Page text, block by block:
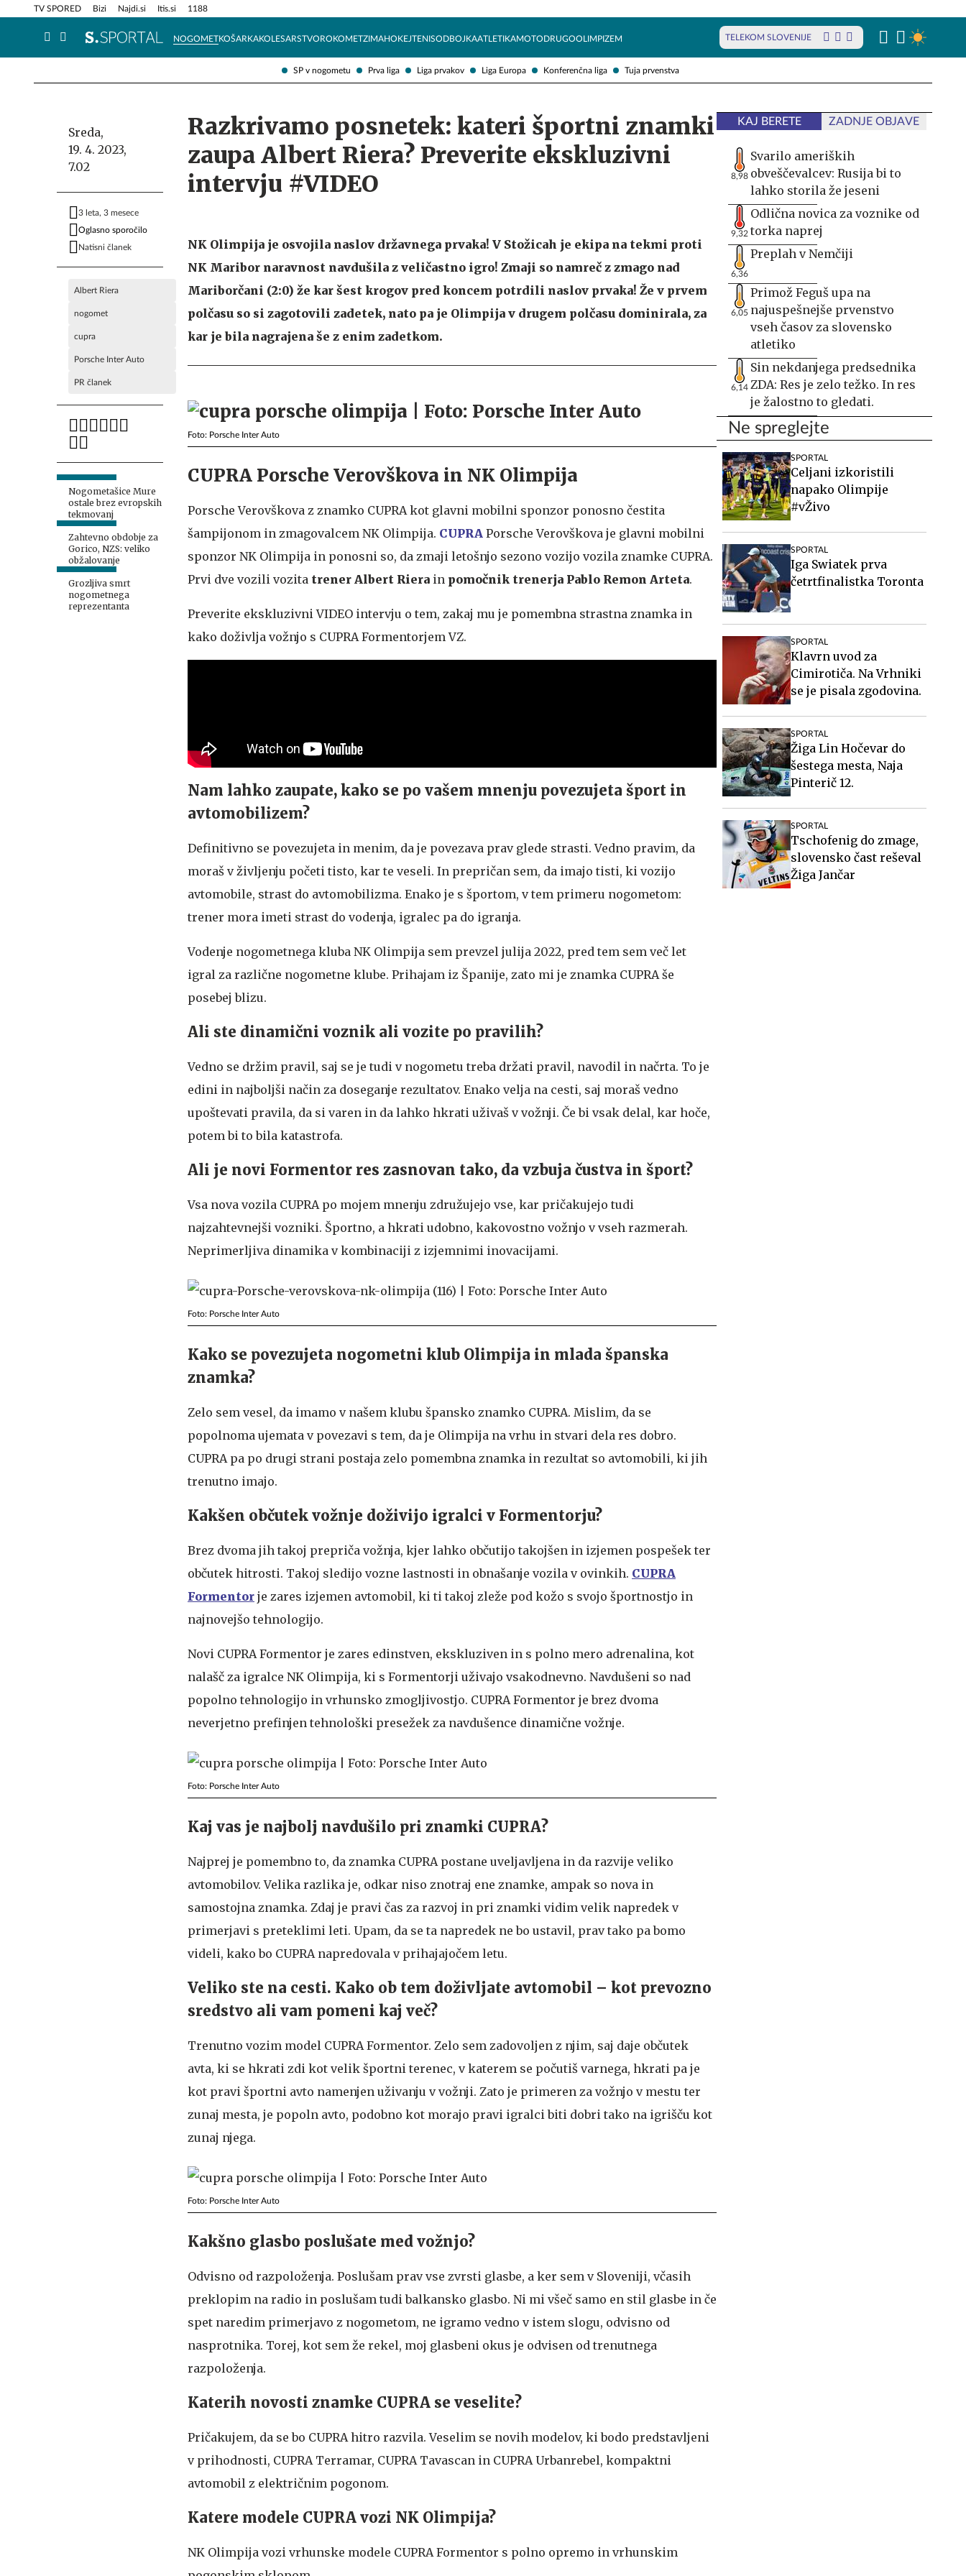
SP v nogometu Prva liga Liga prvakov Liga Europa Konferenčna liga Tuja prvenstva
TV SPORED Bizi Najdi.si Itis.si 1188
NOGOMETKOŠARKAKOLESARSTVOROKOMETZIMAHOKEJTENISODBOJKAATLETIKAMOTODRUGOOLIMPIZEM TELEKOM SLOVENIJE
Info in obvestila Tehnik
Sreda,
19. 4. 2023,
7.02
3 leta, 3 mesece
Oglasno sporočilo
Natisni članek
Albert Riera
nogomet
cupra
Porsche Inter Auto
PR članek
Nogometašice Mure
ostale brez evropskih
tekmovanj
Zahtevno obdobje za
Gorico, NZS: veliko
obžalovanje
Grozljiva smrt
nogometnega
reprezentanta
Razkrivamo posnetek: kateri športni znamki
zaupa Albert Riera? Preverite ekskluzivni
intervju #VIDEO
NK Olimpija je osvojila naslov državnega prvaka! V Stožicah je ekipa na tekmi proti
NK Maribor naravnost navdušila z veličastno igro! Zmaji so namreč z zmago nad
Mariborčani (2:0) že kar šest krogov pred koncem potrdili naslov prvaka! Že v prvem
polčasu so si zagotovili zadetek, nato pa je Olimpija v drugem polčasu dominirala, za
kar je bila nagrajena še z enim zadetkom.
Foto: Porsche Inter Auto
CUPRA Porsche Verovškova in NK Olimpija
Porsche Verovškova z znamko CUPRA kot glavni mobilni sponzor ponosno čestita
šampijonom in zmagovalcem NK Olimpija. CUPRA Porsche Verovškova je glavni mobilni
sponzor NK Olimpija in ponosni so, da zmaji letošnjo sezono vozijo vozila znamke CUPRA.
Prvi dve vozili vozita trener Albert Riera in pomočnik trenerja Pablo Remon Arteta.
Preverite ekskluzivni VIDEO intervju o tem, zakaj mu je pomembna strastna znamka in
kako doživlja vožnjo s CUPRA Formentorjem VZ.
Nam lahko zaupate, kako se po vašem mnenju povezujeta šport in
avtomobilizem?
Definitivno se povezujeta in menim, da je povezava prav glede strasti. Vedno pravim, da
moraš v življenju početi tisto, kar te veseli. In prepričan sem, da imajo tisti, ki vozijo
avtomobile, strast do avtomobilizma. Enako je s športom, v tem primeru nogometom:
trener mora imeti strast do vodenja, igralec pa do igranja.
Vodenje nogometnega kluba NK Olimpija sem prevzel julija 2022, pred tem sem več let
igral za različne nogometne klube. Prihajam iz Španije, zato mi je znamka CUPRA še
posebej blizu.
Ali ste dinamični voznik ali vozite po pravilih?
Vedno se držim pravil, saj se je tudi v nogometu treba držati pravil, navodil in načrta. To je
edini in najboljši način za doseganje rezultatov. Enako velja na cesti, saj moraš vedno
upoštevati pravila, da si varen in da lahko hkrati uživaš v vožnji. Če bi vsak delal, kar hoče,
potem bi to bila katastrofa.
Ali je novi Formentor res zasnovan tako, da vzbuja čustva in šport?
Vsa nova vozila CUPRA po mojem mnenju združujejo vse, kar pričakujejo tudi
najzahtevnejši vozniki. Športno, a hkrati udobno, kakovostno vožnjo v vseh razmerah.
Neprimerljiva dinamika v kombinaciji z izjemnimi inovacijami.
Foto: Porsche Inter Auto
Kako se povezujeta nogometni klub Olimpija in mlada španska
znamka?
Zelo sem vesel, da imamo v našem klubu špansko znamko CUPRA. Mislim, da se
popolnoma ujemata v povezavi s tem, da je Olimpija na vrhu in stvari dela res dobro.
CUPRA pa po drugi strani postaja zelo pomembna znamka in rezultat so avtomobili, ki jih
trenutno imajo.
Kakšen občutek vožnje doživijo igralci v Formentorju?
Brez dvoma jih takoj prepriča vožnja, kjer lahko občutijo takojšen in izjemen pospešek ter
občutek hitrosti. Takoj sledijo vozne lastnosti in obnašanje vozila v ovinkih. CUPRA
Formentor je zares izjemen avtomobil, ki ti takoj zleže pod kožo s svojo športnostjo in
najnovejšo tehnologijo.
Novi CUPRA Formentor je zares edinstven, ekskluziven in s polno mero adrenalina, kot
nalašč za igralce NK Olimpija, ki s Formentorji uživajo vsakodnevno. Navdušeni so nad
popolno tehnologijo in vrhunsko zmogljivostjo. CUPRA Formentor je brez dvoma
neverjetno prefinjen tehnološki presežek za navdušence dinamične vožnje.
Foto: Porsche Inter Auto
Kaj vas je najbolj navdušilo pri znamki CUPRA?
Najprej je pomembno to, da znamka CUPRA postane uveljavljena in da razvije veliko
avtomobilov. Velika razlika je, odkar niso znotraj ene znamke, ampak so nova in
samostojna znamka. Zdaj je pravi čas za razvoj in pri znamki vidim velik napredek v
primerjavi s preteklimi leti. Upam, da se ta napredek ne bo ustavil, prav tako pa bomo
videli, kako bo CUPRA napredovala v prihajajočem letu.
Veliko ste na cesti. Kako ob tem doživljate avtomobil – kot prevozno
sredstvo ali vam pomeni kaj več?
Trenutno vozim model CUPRA Formentor. Zelo sem zadovoljen z njim, saj daje občutek
avta, ki se hkrati zdi kot velik športni terenec, v katerem se počutiš varnega, hkrati pa je
kot pravi športni avto namenjen uživanju v vožnji. Zato je primeren za vožnjo v mestu ter
zunaj mesta, je popoln avto, podobno kot morajo pravi igralci biti dobri tako na igrišču kot
zunaj njega.
Foto: Porsche Inter Auto
Kakšno glasbo poslušate med vožnjo?
Odvisno od razpoloženja. Poslušam prav vse zvrsti glasbe, a ker sem v Sloveniji, včasih
preklopim na radio in poslušam tudi balkansko glasbo. Ni mi všeč samo en stil glasbe in če
spet naredim primerjavo z nogometom, ne igramo vedno v istem slogu, odvisno od
nasprotnika. Torej, kot sem že rekel, moj glasbeni okus je odvisen od trenutnega
razpoloženja.
Katerih novosti znamke CUPRA se veselite?
Pričakujem, da se bo CUPRA hitro razvila. Veselim se novih modelov, ki bodo predstavljeni
v prihodnosti, CUPRA Terramar, CUPRA Tavascan in CUPRA Urbanrebel, kompaktni
avtomobil z električnim pogonom.
Katere modele CUPRA vozi NK Olimpija?
NK Olimpija vozi vrhunske modele CUPRA Formentor s polno opremo in vrhunskim
KAJ BERETE ZADNJE OBJAVE
8,98
Svarilo ameriških
obveščevalcev: Rusija bi to
lahko storila že jeseni
9,32
Odlična novica za voznike od
torka naprej
6,36
Preplah v Nemčiji
6,05
Primož Feguš upa na
najuspešnejše prvenstvo
vseh časov za slovensko
atletiko
6,14
Sin nekdanjega predsednika
ZDA: Res je zelo težko. In res
je žalostno to gledati.
Ne spreglejte
SPORTAL
Celjani izkoristili
napako Olimpije
#vŽivo
SPORTAL
Iga Swiatek prva
četrtfinalistka Toronta
SPORTAL
Klavrn uvod za
Cimirotiča. Na Vrhniki
se je pisala zgodovina.
SPORTAL
Žiga Lin Hočevar do
šestega mesta, Naja
Pinterič 12.
SPORTAL
Tschofenig do zmage,
slovensko čast reševal
Žiga Jančar